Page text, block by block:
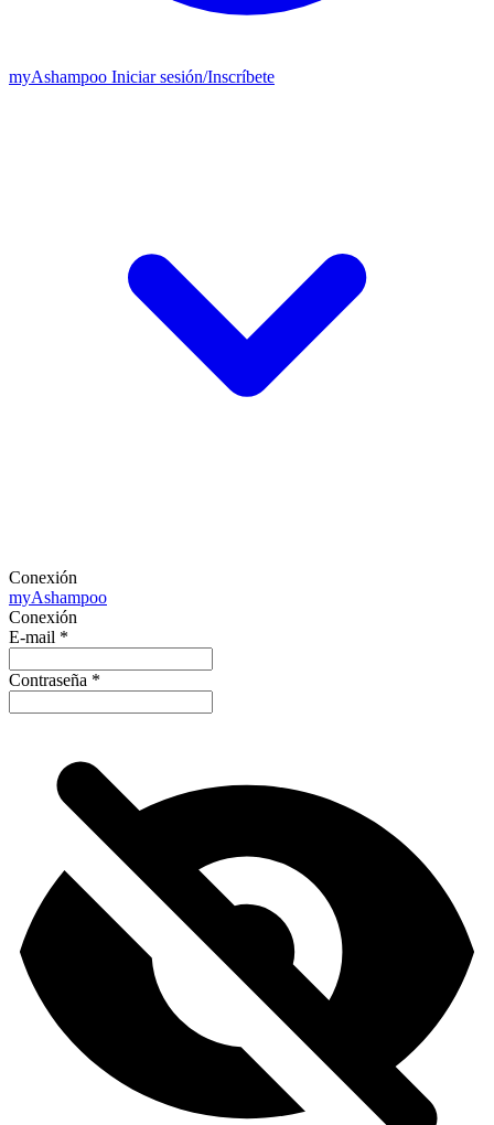
myAshampoo Iniciar sesión/Inscríbete
Conexión
myAshampoo
Conexión
E-mail *
Contraseña *